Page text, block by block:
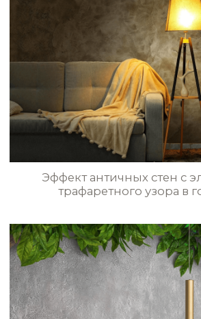
Эффект состаренных стен
с текстильным орнаментом в холле
Приёмная в стиле ArtLoft
БОЛЬШЕ